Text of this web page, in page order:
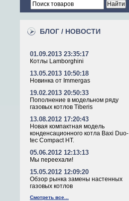
БЛОГ / НОВОСТИ
01.09.2013 23:35:17
Котлы Lamborghini
13.05.2013 10:50:18
Новинка от Immergas
19.02.2013 20:50:33
Пополнение в модельном ряду
газовых котлов Tiberis
13.08.2012 17:20:43
Новая компактная модель
конденсационного котла Baxi Duo-
tec Compact HT.
05.06.2012 12:13:13
Мы переехали!
15.05.2012 12:09:20
Обзор рынка замены настенных
газовых котлов
Смотреть все...